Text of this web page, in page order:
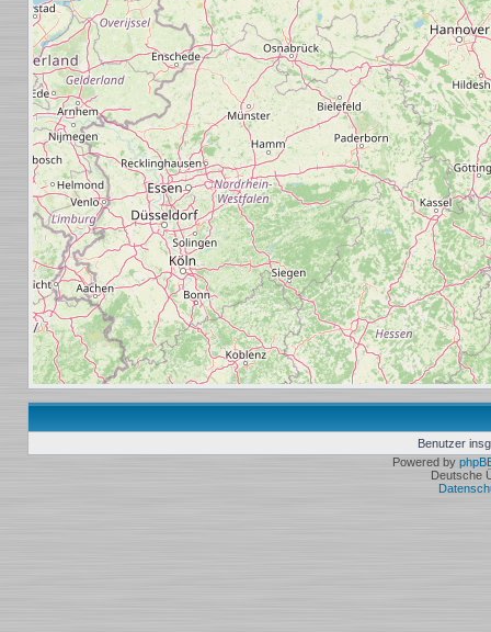
Benutzer
Powered by
Deutsche